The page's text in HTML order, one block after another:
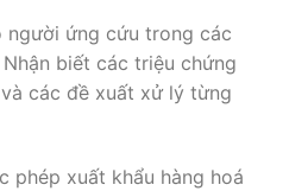
người ứng cứu trong các
biết các triệu chứng
các đề xuất xử lý từng
phép xuất khẩu hàng hoá